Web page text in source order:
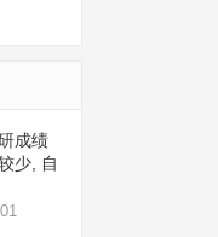
成绩
少, 自